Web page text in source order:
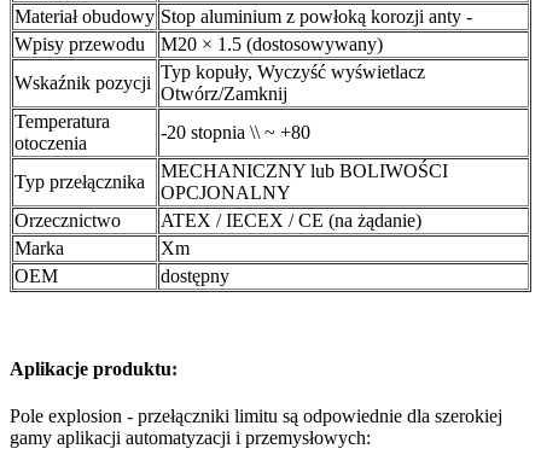
Materiał obudowy Stop aluminium z powłoką korozji anty -
Wpisy przewodu
M20 × 1.5 (dostosowywany)
Wskaźnik pozycji
Typ kopuły, Wyczyść wyświetlacz
Otwórz/Zamknij
Temperatura
otoczenia
-20 stopnia \\ ~ +80
Typ przełącznika
MECHANICZNY lub BOLIWOŚCI
OPCJONALNY
Orzecznictwo
ATEX / IECEX / CE (na żądanie)
Marka
Xm
OEM
dostępny
Aplikacje produktu:
Pole explosion - przełączniki limitu są odpowiednie dla szerokiej
gamy aplikacji automatyzacji i przemysłowych: